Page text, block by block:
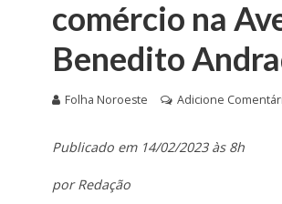
comércio na
Benedito
Folha Noroeste Adicione
Publicado em 14/02/2023 às 8h
por Redação